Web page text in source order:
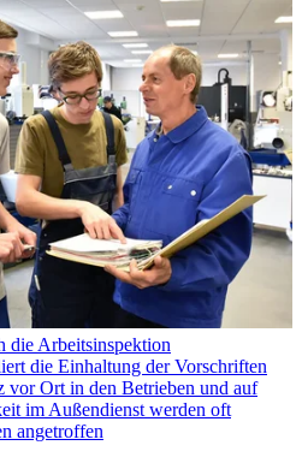
die Arbeitsinspektion
die Einhaltung der Vorschriften
vor Ort in den Betrieben und auf
im Außendienst werden oft
angetroffen